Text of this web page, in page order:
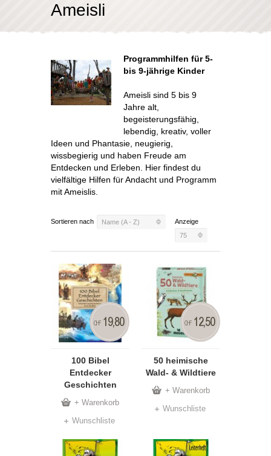
Ameisli
Programmhilfen für 5-
bis 9-jährige Kinder
Ameisli sind 5 bis 9
Jahre alt,
begeisterungsfähig,
lebendig, kreativ, voller
Ideen und Phantasie, neugierig,
wissbegierig und haben Freude am
Entdecken und Erleben. Hier findest du
vielfältige Hilfen für Andacht und Programm
mit Ameislis.
Sortieren nach Name (A - Z)
Anzeige
75
100 Bibel
Entdecker
Geschichten
CHF 19,80
+ Warenkorb
Wunschliste
50 heimische
Wald- & Wildtiere
CHF 12,50
+ Warenkorb
Wunschliste